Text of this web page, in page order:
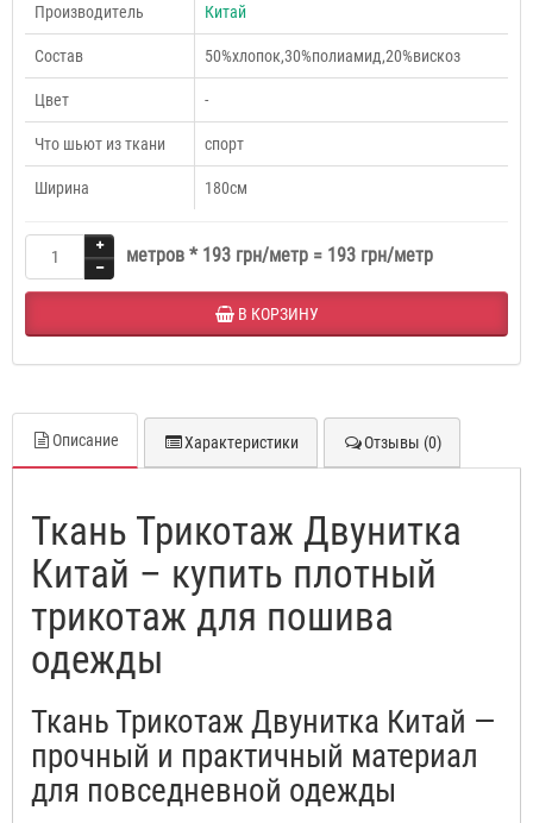
Производитель Китай
Состав 50%хлопок,30%полиамид,20%вискоз
Цвет -
Что шьют из ткани спорт
Ширина 180см
метров * 193 грн/метр = 193 грн/метр
В КОРЗИНУ
Описание Характеристики Отзывы (0)
Ткань Трикотаж Двунитка
Китай – купить плотный
трикотаж для пошива
одежды
Ткань Трикотаж Двунитка Китай —
прочный и практичный материал
для повседневной одежды